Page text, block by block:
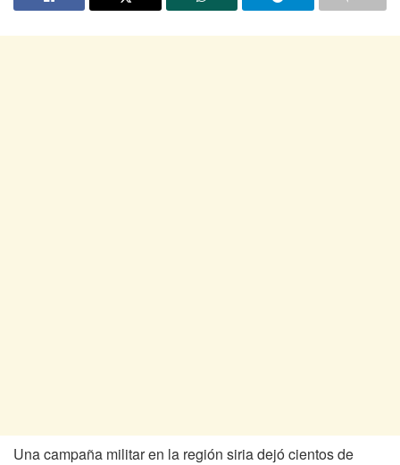
Una campaña militar en la región siria dejó cientos de